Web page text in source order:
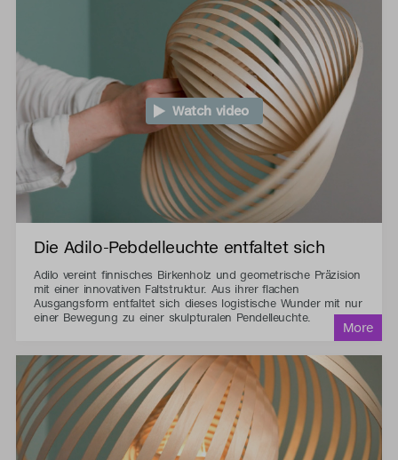
Watch video
Die Adilo-Pebdelleuchte entfaltet sich
Adilo vereint finnisches Birkenholz und geometrische Präzision
mit einer innovativen Faltstruktur. Aus ihrer flachen
Ausgangsform entfaltet sich dieses logistische Wunder mit nur
einer Bewegung zu einer skulpturalen Pendelleuchte.